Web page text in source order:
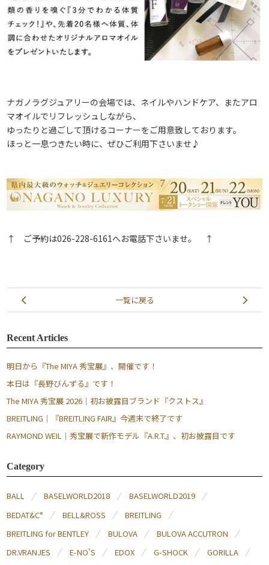
ナガノラグジュアリーの会場では、ネイルやハンドケア、またアロ
マオイルでリフレッシュしながら、
ゆったりと過ごして頂けるコーナーをご用意致しております。
ほっと一息つきたい時に、ぜひご利用下さいませ♪
↑ ご予約は026-228-6161へお電話下さいませ。 ↑
一覧に戻る
Recent Articles
明日から『The MIYA 秀宝展』、開催です！
本日は『長野びんずる』です！
The MIYA 秀宝展 2026｜初お披露目ブランド『クストス』
BREITLING｜『BREITLING FAIR』今週末で終了です
RAYMOND WEIL｜秀宝展で新作モデル『A.R.T.』、初お披露目です
Category
BALL BASELWORLD2018
BASELWORLD2019
BEDAT&C°
BELL&ROSS
BREITLING
BREITLING for BENTLEY
BULOVA
BULOVA ACCUTRON
DR.VRANJES
E-NO'S EDOX G-SHOCK
GORILLA